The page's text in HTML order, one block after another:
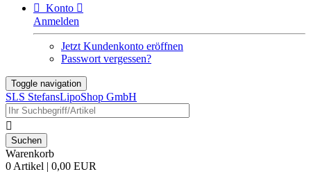
 Konto 
Anmelden
Jetzt Kundenkonto eröffnen
Passwort vergessen?
Toggle navigation
SLS StefansLipoShop GmbH

Warenkorb
0 Artikel | 0,00 EUR